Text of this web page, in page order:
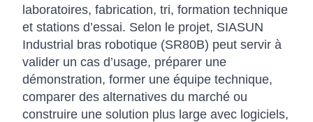
laboratoires, fabrication, tri, formation technique
et stations d’essai. Selon le projet, SIASUN
Industrial bras robotique (SR80B) peut servir à
valider un cas d’usage, préparer une
démonstration, former une équipe technique,
comparer des alternatives du marché ou
construire une solution plus large avec logiciels,